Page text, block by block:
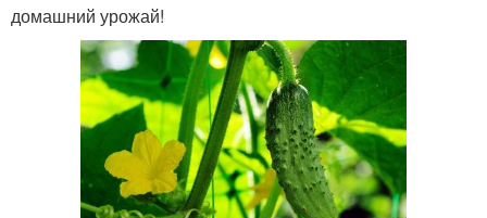
домашний урожай!